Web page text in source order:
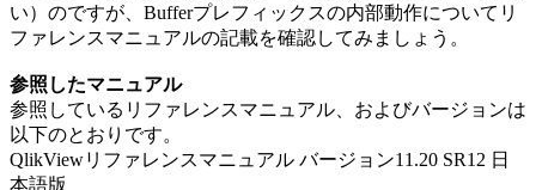
い）のですが、Bufferプレフィックスの内部動作についてリ
ファレンスマニュアルの記載を確認してみましょう。
参照したマニュアル
参照しているリファレンスマニュアル、およびバージョンは
以下のとおりです。
QlikViewリファレンスマニュアル バージョン11.20 SR12 日
本語版